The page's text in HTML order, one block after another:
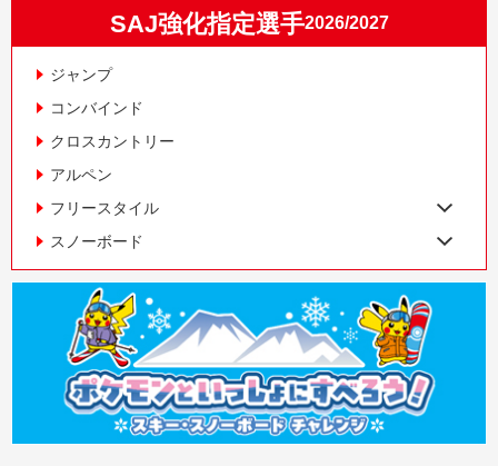
SAJ強化指定選手2026/2027
ジャンプ
コンバインド
クロスカントリー
アルペン
フリースタイル
スノーボード